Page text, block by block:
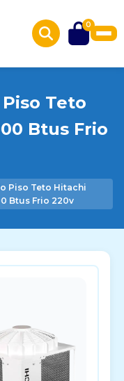
0
Teto
Btus Frio
Piso Teto Hitachi
Btus Frio 220v